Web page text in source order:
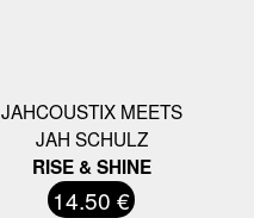
JAHCOUSTIX MEETS
JAH SCHULZ
RISE & SHINE
14.50 €